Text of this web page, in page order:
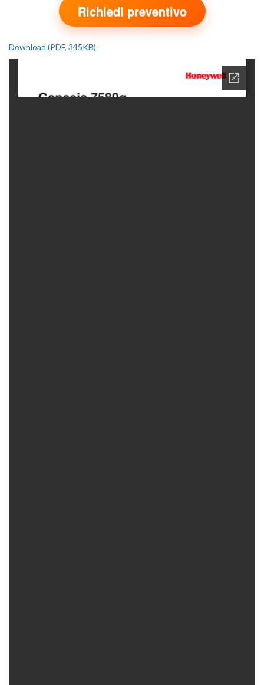
Richiedi preventivo
Download (PDF, 345KB)